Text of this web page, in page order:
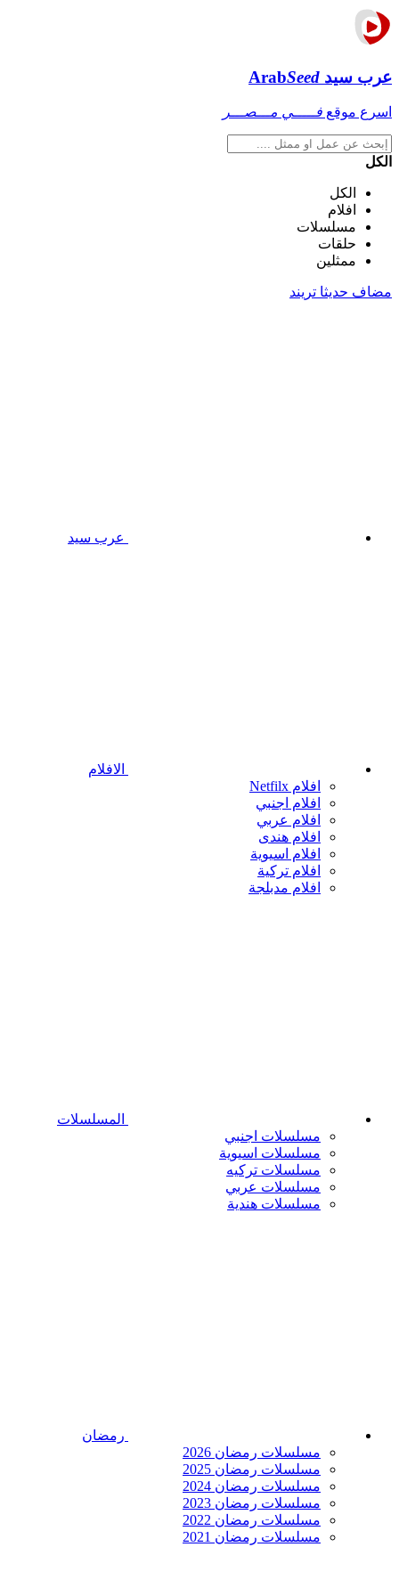
عرب سيد ArabSeed
اسرع موقع فـــــي مـــصـــر
الكل
الكل
افلام
مسلسلات
حلقات
ممثلين
مضاف حديثا تريند
عرب سيد
الافلام
افلام Netfilx
افلام اجنبي
افلام عربي
افلام هندى
افلام اسيوية
افلام تركية
افلام مدبلجة
المسلسلات
مسلسلات اجنبي
مسلسلات اسيوية
مسلسلات تركيه
مسلسلات عربي
مسلسلات هندية
رمضان
مسلسلات رمضان 2026
مسلسلات رمضان 2025
مسلسلات رمضان 2024
مسلسلات رمضان 2023
مسلسلات رمضان 2022
مسلسلات رمضان 2021